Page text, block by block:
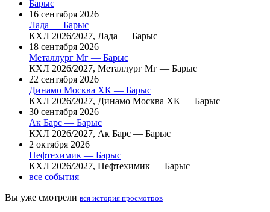
Барыс
16 сентября 2026
Лада — Барыс
КХЛ 2026/2027, Лада — Барыс
18 сентября 2026
Металлург Мг — Барыс
КХЛ 2026/2027, Металлург Мг — Барыс
22 сентября 2026
Динамо Москва ХК — Барыс
КХЛ 2026/2027, Динамо Москва ХК — Барыс
30 сентября 2026
Ак Барс — Барыс
КХЛ 2026/2027, Ак Барс — Барыс
2 октября 2026
Нефтехимик — Барыс
КХЛ 2026/2027, Нефтехимик — Барыс
все события
Вы уже смотрели вся история просмотров